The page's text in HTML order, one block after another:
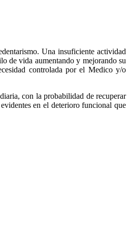
Una insuficiente actividad
de vida aumentando y mejorando su
controlada por el Medico y/o
con la probabilidad de recuperar
en el deterioro funcional que